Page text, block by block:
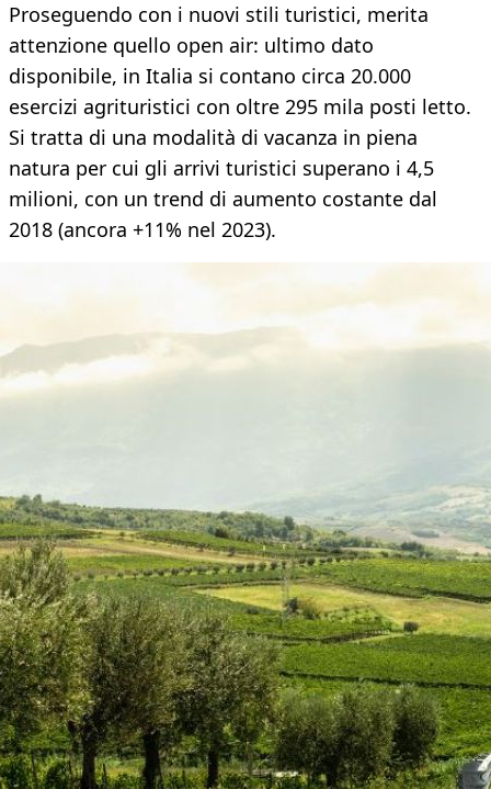
Proseguendo con i nuovi stili turistici, merita
attenzione quello open air: ultimo dato
disponibile, in Italia si contano circa 20.000
esercizi agrituristici con oltre 295 mila posti letto.
Si tratta di una modalità di vacanza in piena
natura per cui gli arrivi turistici superano i 4,5
milioni, con un trend di aumento costante dal
2018 (ancora +11% nel 2023).